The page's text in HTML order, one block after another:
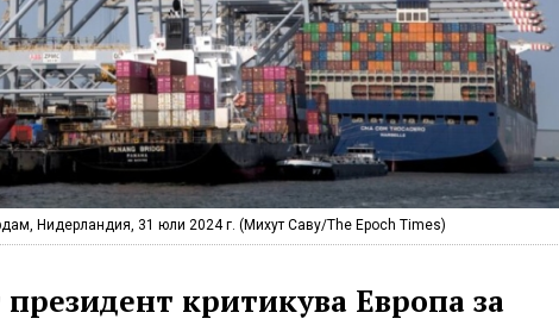
Нидерландия, 31 юли 2024 г. (Михут Саву/The Epoch Times)
критикува Европа за